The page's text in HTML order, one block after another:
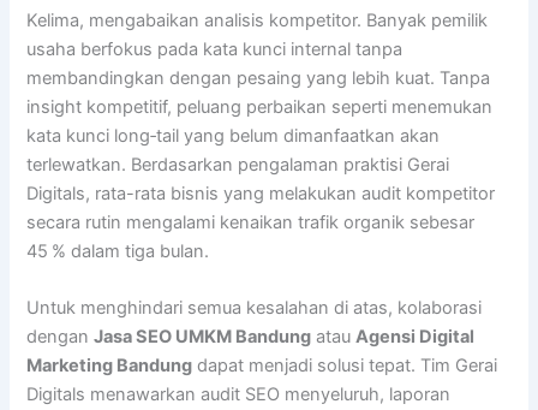
Kelima, mengabaikan analisis kompetitor. Banyak pemilik
usaha berfokus pada kata kunci internal tanpa
membandingkan dengan pesaing yang lebih kuat. Tanpa
insight kompetitif, peluang perbaikan seperti menemukan
kata kunci long‑tail yang belum dimanfaatkan akan
terlewatkan. Berdasarkan pengalaman praktisi Gerai
Digitals, rata-rata bisnis yang melakukan audit kompetitor
secara rutin mengalami kenaikan trafik organik sebesar
45 % dalam tiga bulan.
Untuk menghindari semua kesalahan di atas, kolaborasi
denganJasa SEO UMKM Bandung atauAgensi Digital
Marketing Bandung dapat menjadi solusi tepat. Tim Gerai
Digitals menawarkan audit SEO menyeluruh, laporan